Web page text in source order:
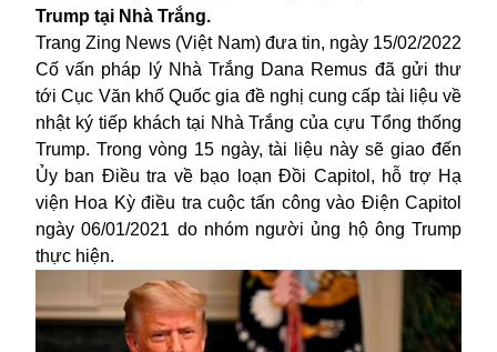
Trump tại Nhà Trắng.
Trang Zing News (Việt Nam) đưa tin, ngày 15/02/2022
Cố vấn pháp lý Nhà Trắng Dana Remus đã gửi thư
tới Cục Văn khố Quốc gia đề nghị cung cấp tài liệu về
nhật ký tiếp khách tại Nhà Trắng của cựu Tổng thống
Trump. Trong vòng 15 ngày, tài liệu này sẽ giao đến
Ủy ban Điều tra về bạo loạn Đồi Capitol, hỗ trợ Hạ
viện Hoa Kỳ điều tra cuộc tấn công vào Điện Capitol
ngày 06/01/2021 do nhóm người ủng hộ ông Trump
thực hiện.